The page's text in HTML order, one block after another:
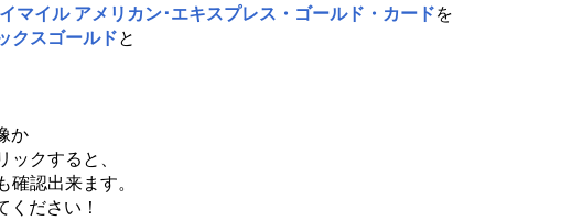
マイル アメリカン･エキスプレス・ゴールド・カードを
クスゴールドと
か
ックすると、
確認出来ます。
ください！